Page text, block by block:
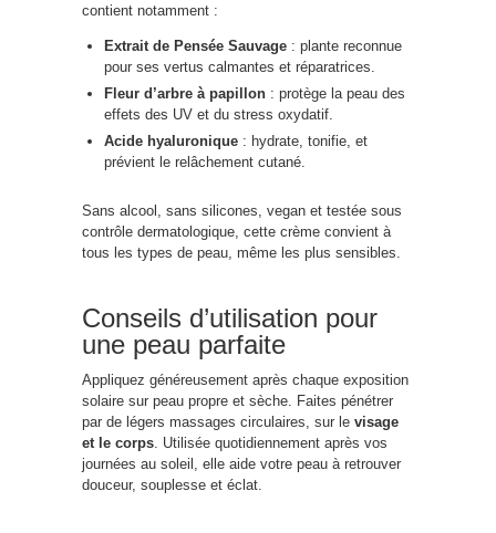
contient notamment :
Extrait de Pensée Sauvage : plante reconnue
pour ses vertus calmantes et réparatrices.
Fleur d’arbre à papillon : protège la peau des
effets des UV et du stress oxydatif.
Acide hyaluronique : hydrate, tonifie, et
prévient le relâchement cutané.
Sans alcool, sans silicones, vegan et testée sous
contrôle dermatologique, cette crème convient à
tous les types de peau, même les plus sensibles.
Conseils d’utilisation pour
une peau parfaite
Appliquez généreusement après chaque exposition
solaire sur peau propre et sèche. Faites pénétrer
par de légers massages circulaires, sur le visage
et le corps . Utilisée quotidiennement après vos
journées au soleil, elle aide votre peau à retrouver
douceur, souplesse et éclat.